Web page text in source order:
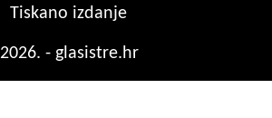
Tiskano izdanje
2026. - glasistre.hr